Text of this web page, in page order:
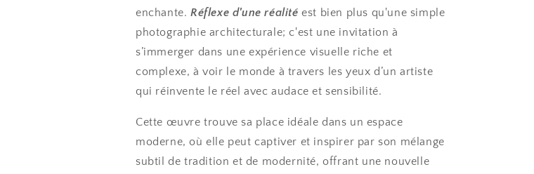
enchante. Réflexe d'une réalité est bien plus qu'une simple
photographie architecturale; c'est une invitation à
s’immerger dans une expérience visuelle riche et
complexe, à voir le monde à travers les yeux d’un artiste
qui réinvente le réel avec audace et sensibilité.
Cette œuvre trouve sa place idéale dans un espace
moderne, où elle peut captiver et inspirer par son mélange
subtil de tradition et de modernité, offrant une nouvelle